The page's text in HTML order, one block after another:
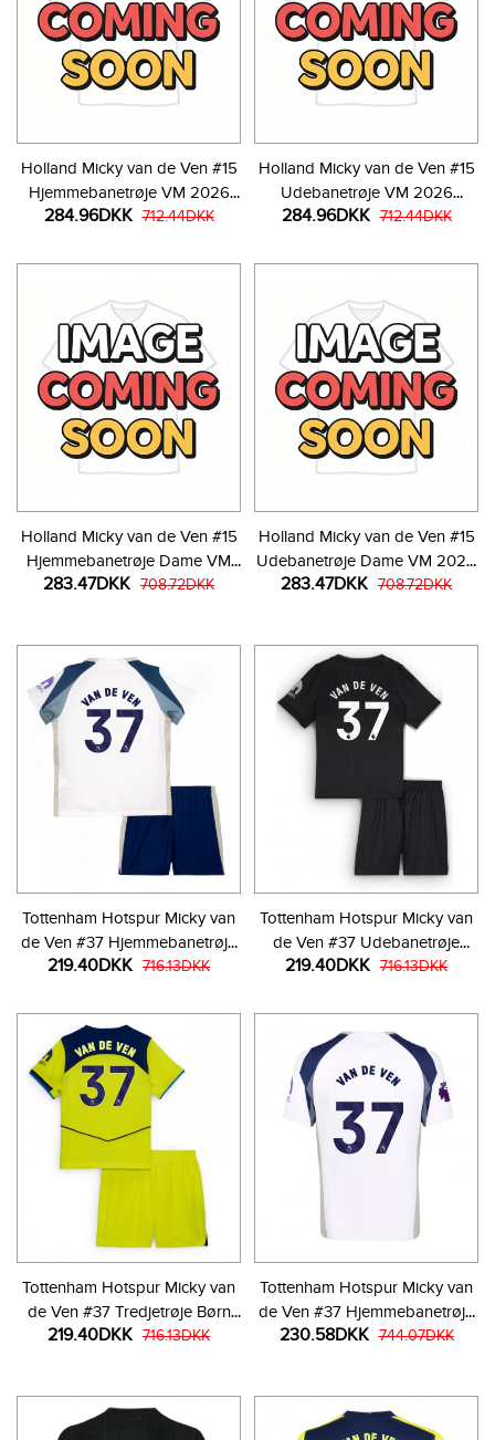
Holland Micky van de Ven #15
Hjemmebanetrøje VM 2026
Kortærmet
284.96DKK 712.44DKK
Holland Micky van de Ven #15
Udebanetrøje VM 2026
Kortærmet
284.96DKK 712.44DKK
Holland Micky van de Ven #15
Hjemmebanetrøje Dame VM
2026 Kortærmet
283.47DKK 708.72DKK
Holland Micky van de Ven #15
Udebanetrøje Dame VM 2026
Kortærmet
283.47DKK 708.72DKK
Tottenham Hotspur Micky van
de Ven #37 Hjemmebanetrøje
Børn 2025-26 Kortærmet (+
219.40DKK 716.13DKK
Tottenham Hotspur Micky van
de Ven #37 Udebanetrøje
Børn 2025-26 Kortærmet (+
219.40DKK 716.13DKK
Tottenham Hotspur Micky van
de Ven #37 Tredjetrøje Børn
2025-26 Kortærmet (+ Korte
219.40DKK 716.13DKK
Tottenham Hotspur Micky van
de Ven #37 Hjemmebanetrøje
2025-26 Kortærmet
230.58DKK 744.07DKK